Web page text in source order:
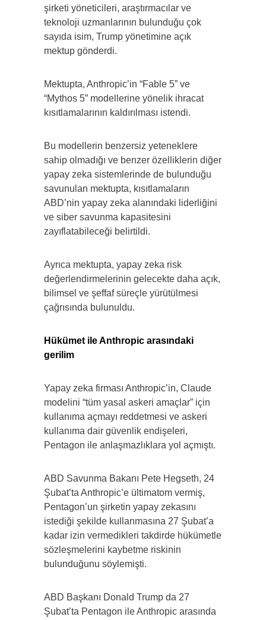
şirketi yöneticileri, araştırmacılar ve
teknoloji uzmanlarının bulunduğu çok
sayıda isim, Trump yönetimine açık
mektup gönderdi.
Mektupta, Anthropic’in “Fable 5” ve
“Mythos 5” modellerine yönelik ihracat
kısıtlamalarının kaldırılması istendi.
Bu modellerin benzersiz yeteneklere
sahip olmadığı ve benzer özelliklerin diğer
yapay zeka sistemlerinde de bulunduğu
savunulan mektupta, kısıtlamaların
ABD’nin yapay zeka alanındaki liderliğini
ve siber savunma kapasitesini
zayıflatabileceği belirtildi.
Ayrıca mektupta, yapay zeka risk
değerlendirmelerinin gelecekte daha açık,
bilimsel ve şeffaf süreçle yürütülmesi
çağrısında bulunuldu.
Hükümet ile Anthropic arasındaki
gerilim
Yapay zeka firması Anthropic’in, Claude
modelini “tüm yasal askeri amaçlar” için
kullanıma açmayı reddetmesi ve askeri
kullanıma dair güvenlik endişeleri,
Pentagon ile anlaşmazlıklara yol açmıştı.
ABD Savunma Bakanı Pete Hegseth, 24
Şubat’ta Anthropic’e ültimatom vermiş,
Pentagon’un şirketin yapay zekasını
istediği şekilde kullanmasına 27 Şubat’a
kadar izin vermedikleri takdirde hükümetle
sözleşmelerini kaybetme riskinin
bulunduğunu söylemişti.
ABD Başkanı Donald Trump da 27
Şubat’ta Pentagon ile Anthropic arasında